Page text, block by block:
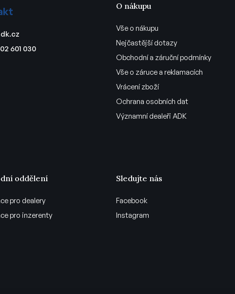
601 030
O nákupu
Vše o nákupu
Nejčastější dotazy
Obchodní a záruční podmínky
Vše o záruce a reklamacích
Vrácení zboží
Ochrana osobních dat
Významní dealeři ADK
oddělení
pro dealery
pro inzerenty
Sledujte nás
Facebook
Instagram